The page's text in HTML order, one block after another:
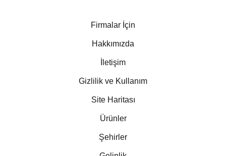
Firmalar İçin
Hakkımızda
İletişim
Gizlilik ve Kullanım
Site Haritası
Ürünler
Şehirler